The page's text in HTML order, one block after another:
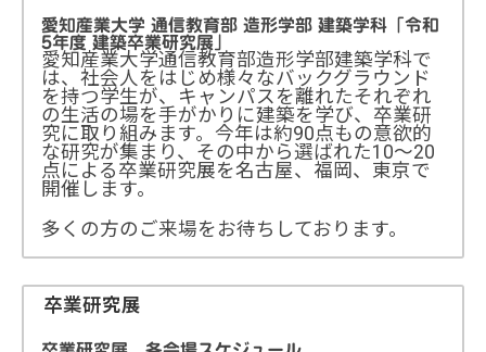
愛知産業大学 通信教育部 造形学部 建築学科「令和
5年度 建築卒業研究展」
愛知産業大学通信教育部造形学部建築学科で
は、社会人をはじめ様々なバックグラウンド
を持つ学生が、キャンパスを離れたそれぞれ
の生活の場を手がかりに建築を学び、卒業研
究に取り組みます。今年は約90点もの意欲的
な研究が集まり、その中から選ばれた10～20
点による卒業研究展を名古屋、福岡、東京で
開催します。
多くの方のご来場をお待ちしております。
卒業研究展